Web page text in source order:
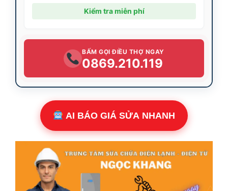
Kiểm tra miễn phí
BẤM GỌI ĐIỀU THỢ NGAY
0869.210.119
AI BÁO GIÁ SỬA NHANH